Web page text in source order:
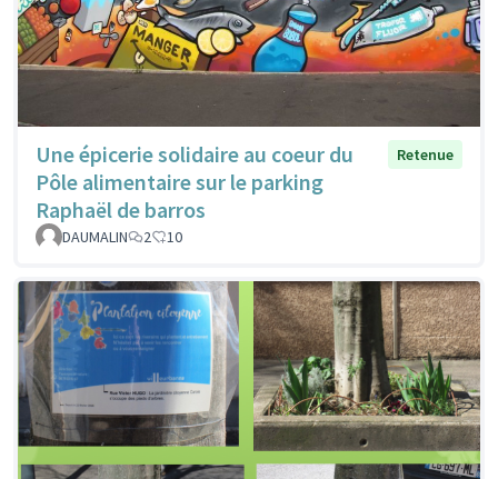
Une épicerie solidaire au coeur du
Pôle alimentaire sur le parking
Raphaël de barros
Retenue
DAUMALIN 2 10